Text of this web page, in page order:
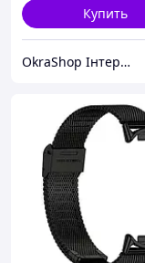
Купить
OkraShop Інтернет-магазин з великим асортиментом товару